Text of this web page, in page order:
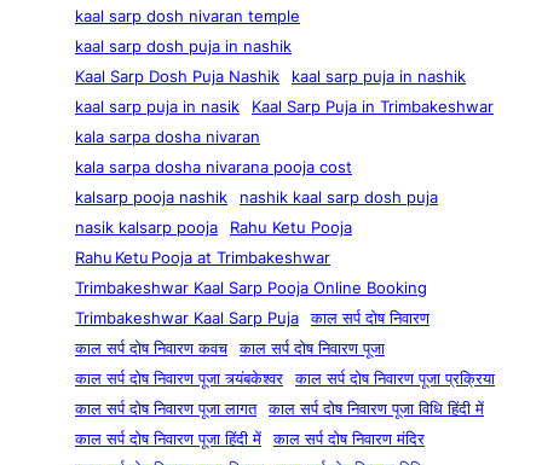
kaal sarp dosh nivaran temple
kaal sarp dosh puja in nashik
Kaal Sarp Dosh Puja Nashik
kaal sarp puja in nashik
kaal sarp puja in nasik
Kaal Sarp Puja in Trimbakeshwar
kala sarpa dosha nivaran
kala sarpa dosha nivarana pooja cost
kalsarp pooja nashik
nashik kaal sarp dosh puja
nasik kalsarp pooja
Rahu Ketu Pooja
Rahu Ketu Pooja at Trimbakeshwar
Trimbakeshwar Kaal Sarp Pooja Online Booking
Trimbakeshwar Kaal Sarp Puja
काल सर्प दोष निवारण
काल सर्प दोष निवारण कवच
काल सर्प दोष निवारण पूजा
काल सर्प दोष निवारण पूजा त्र्यंबकेश्वर
काल सर्प दोष निवारण पूजा प्रक्रिया
काल सर्प दोष निवारण पूजा लागत
काल सर्प दोष निवारण पूजा विधि हिंदी में
काल सर्प दोष निवारण पूजा हिंदी में
काल सर्प दोष निवारण मंदिर